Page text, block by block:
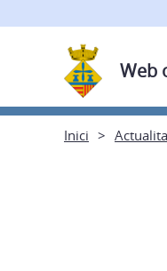
Web
Inici